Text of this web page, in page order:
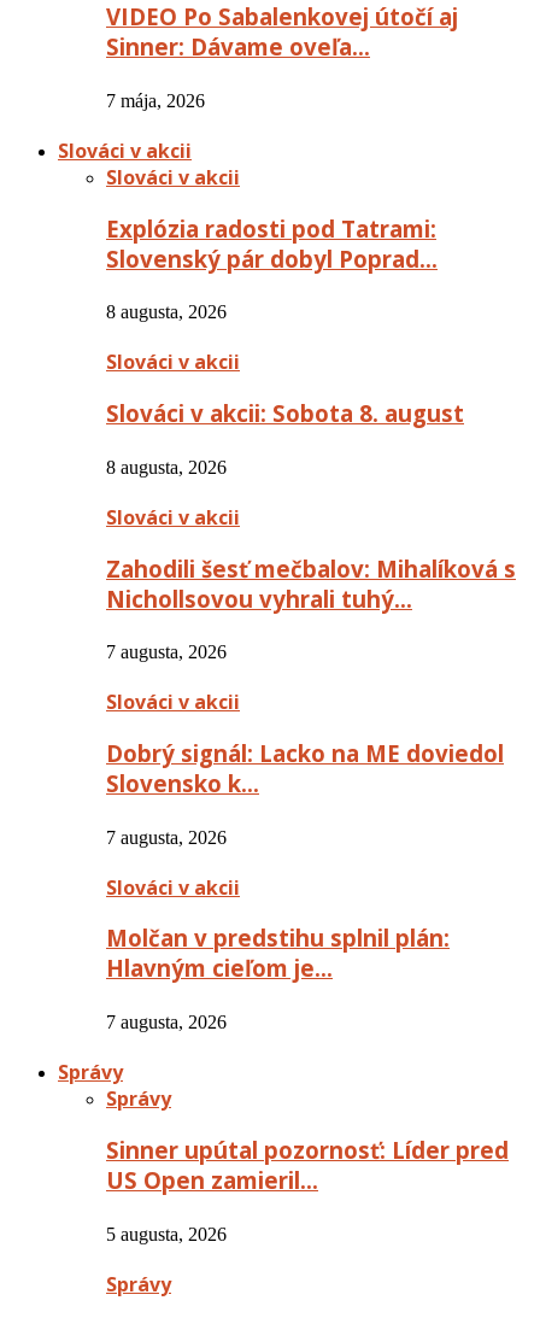
VIDEO Po Sabalenkovej útočí aj
Sinner: Dávame oveľa…
7 mája, 2026
Slováci v akcii
Slováci v akcii
Explózia radosti pod Tatrami:
Slovenský pár dobyl Poprad…
8 augusta, 2026
Slováci v akcii
Slováci v akcii: Sobota 8. august
8 augusta, 2026
Slováci v akcii
Zahodili šesť mečbalov: Mihalíková s
Nichollsovou vyhrali tuhý…
7 augusta, 2026
Slováci v akcii
Dobrý signál: Lacko na ME doviedol
Slovensko k…
7 augusta, 2026
Slováci v akcii
Molčan v predstihu splnil plán:
Hlavným cieľom je…
7 augusta, 2026
Správy
Správy
Sinner upútal pozornosť: Líder pred
US Open zamieril…
5 augusta, 2026
Správy